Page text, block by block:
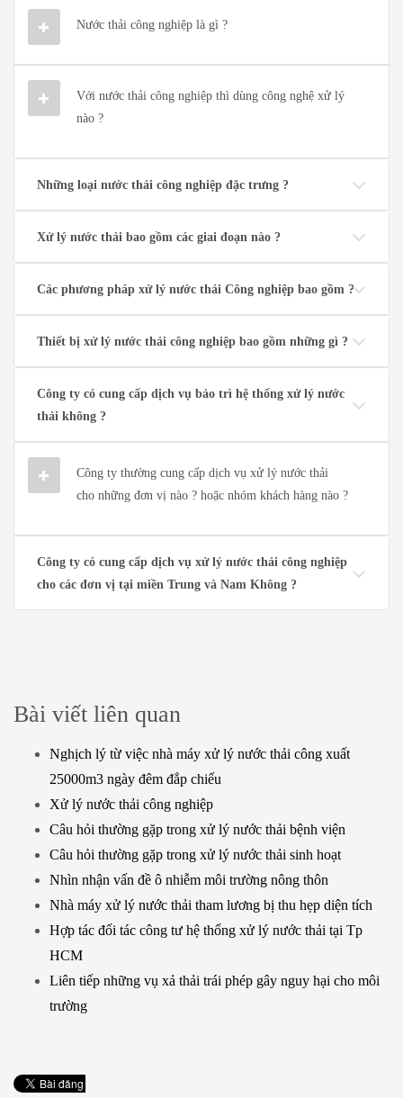
Nước thải công nghiệp là gì ?
Với nước thải công nghiệp thì dùng công nghệ xử lý
nào ?
Những loại nước thải công nghiệp đặc trưng ?
Xử lý nước thải bao gồm các giai đoạn nào ?
Các phương pháp xử lý nước thải Công nghiệp bao gồm ?
Thiết bị xử lý nước thải công nghiệp bao gồm những gì ?
Công ty có cung cấp dịch vụ bảo trì hệ thống xử lý nước
thải không ?
Công ty thường cung cấp dịch vụ xử lý nước thải
cho những đơn vị nào ? hoặc nhóm khách hàng nào ?
Công ty có cung cấp dịch vụ xử lý nước thải công nghiệp
cho các đơn vị tại miền Trung và Nam Không ?
Bài viết liên quan
Nghịch lý từ việc nhà máy xử lý nước thải công xuất
25000m3 ngày đêm đắp chiếu
Xử lý nước thải công nghiệp
Câu hỏi thường gặp trong xử lý nước thải bệnh viện
Câu hỏi thường gặp trong xử lý nước thải sinh hoạt
Nhìn nhận vấn đề ô nhiễm môi trường nông thôn
Nhà máy xử lý nước thải tham lương bị thu hẹp diện tích
Hợp tác đối tác công tư hệ thống xử lý nước thải tại Tp
HCM
Liên tiếp những vụ xả thải trái phép gây nguy hại cho môi
trường